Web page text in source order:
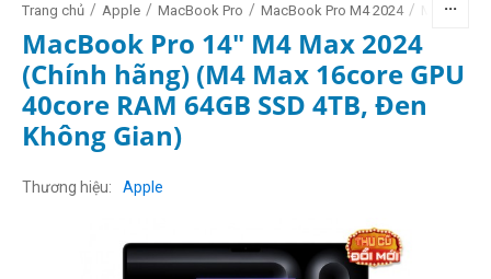
Trang chủ / Apple / MacBook Pro / MacBook Pro M4 2024 / MacBook
MacBook Pro 14" M4 Max 2024
(Chính hãng) (M4 Max 16core GPU
40core RAM 64GB SSD 4TB, Đen
Không Gian)
Thương hiệu Apple